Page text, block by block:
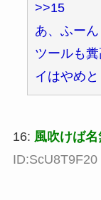
>>15
あ、ふーん
ツールも
イはやめ
16: 風吹けば名
ID:ScU8T9F20